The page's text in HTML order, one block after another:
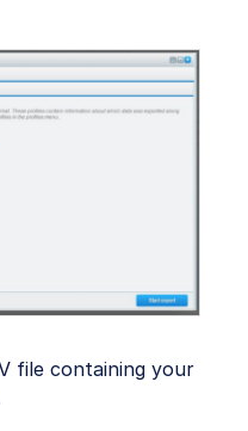
file containing your